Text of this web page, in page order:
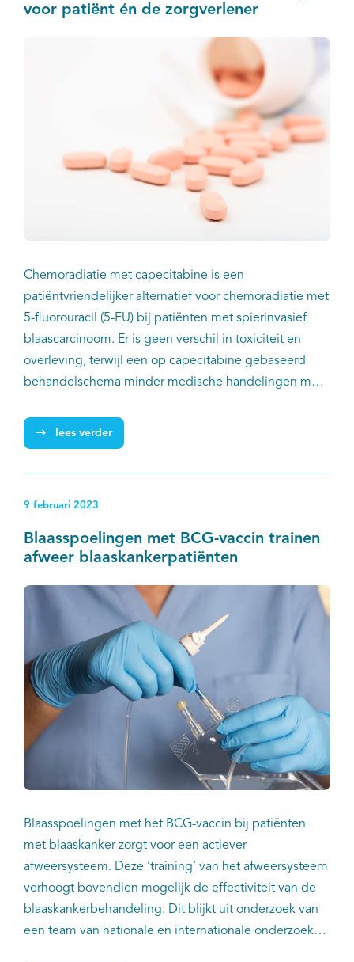
voor patiënt én de zorgverlener
Chemoradiatie met capecitabine is een
patiëntvriendelijker alternatief voor chemoradiatie met
5-fluorouracil (5-FU) bij patiënten met spierinvasief
blaascarcinoom. Er is geen verschil in toxiciteit en
overleving, terwijl een op capecitabine gebaseerd
behandelschema minder medische handelingen met
is voor zowel patiënten als zorgverleners, zou
chemoradiatie op basis van capecitabine de voorkeur
lees verder
9 februari 2023
Blaasspoelingen met BCG-vaccin trainen
afweer blaaskankerpatiënten
Blaasspoelingen met het BCG-vaccin bij patiënten
met blaaskanker zorgt voor een actiever
afweersysteem. Deze ‘training’ van het afweersysteem
verhoogt bovendien mogelijk de effectiviteit van de
blaaskankerbehandeling. Dit blijkt uit onderzoek van
een team van nationale en internationale onderzoekers